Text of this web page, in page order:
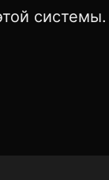
системы.